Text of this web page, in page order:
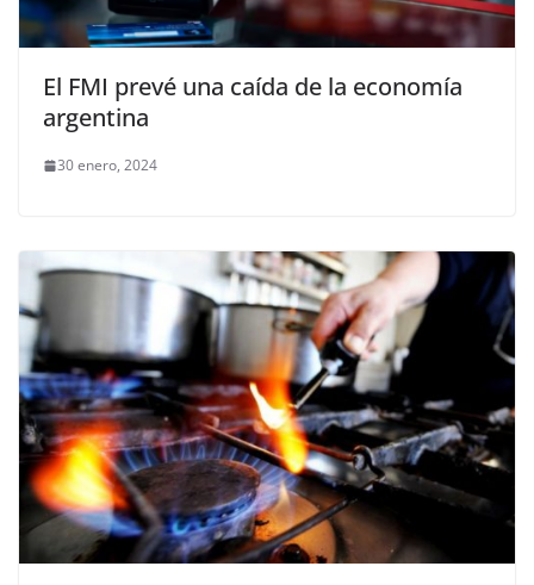
El FMI prevé una caída de la economía
argentina
30 enero, 2024